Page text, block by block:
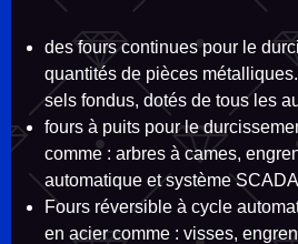
des fours continues pour le
quantités de pièces
sels fondus, dotés de tous les
fours à puits pour le
comme : arbres à cames,
automatique et système
Fours réversible à cycle
en acier comme : visses,